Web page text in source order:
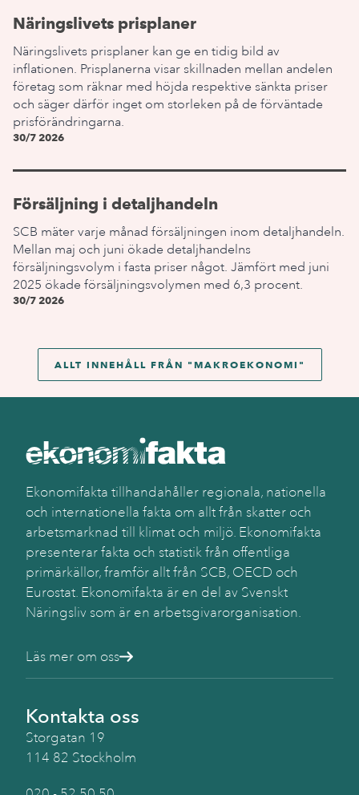
Näringslivets prisplaner
Näringslivets prisplaner kan ge en tidig bild av
inflationen. Prisplanerna visar skillnaden mellan andelen
företag som räknar med höjda respektive sänkta priser
och säger därför inget om storleken på de förväntade
prisförändringarna.
30/7 2026
Försäljning i detaljhandeln
SCB mäter varje månad försäljningen inom detaljhandeln.
Mellan maj och juni ökade detaljhandelns
försäljningsvolym i fasta priser något. Jämfört med juni
2025 ökade försäljningsvolymen med 6,3 procent.
30/7 2026
ALLT INNEHÅLL FRÅN " MAKROEKONOMI "
Ekonomifakta tillhandahåller regionala, nationella
och internationella fakta om allt från skatter och
arbetsmarknad till klimat och miljö. Ekonomifakta
presenterar fakta och statistik från offentliga
primärkällor, framför allt från SCB, OECD och
Eurostat. Ekonomifakta är en del av Svenskt
Näringsliv som är en arbetsgivarorganisation.
Läs mer om oss
Kontakta oss
Storgatan 19
114 82 Stockholm